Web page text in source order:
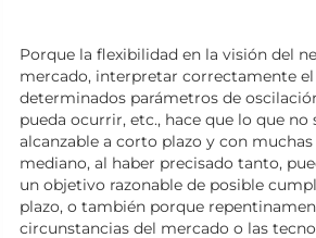
Porque la flexibilidad en la visión del
mercado, interpretar correctamente
determinados parámetros de
pueda ocurrir, etc., hace que lo que no
alcanzable a corto plazo y con
mediano, al haber precisado tanto,
un objetivo razonable de posible
plazo, o también porque
circunstancias del mercado o las